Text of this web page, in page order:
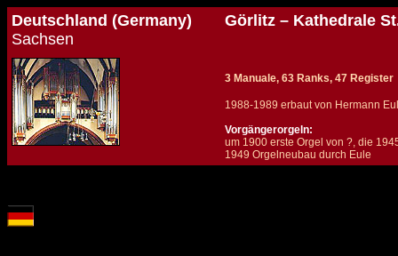
Deutschland (Germany)
Sachsen
Görlitz – Kathedrale
3 Manuale, 63 Ranks, 47 Register
1988-1989 erbaut von Hermann
Vorgängerorgeln:
um 1900 erste Orgel von ?, die
1949 Orgelneubau durch Eule